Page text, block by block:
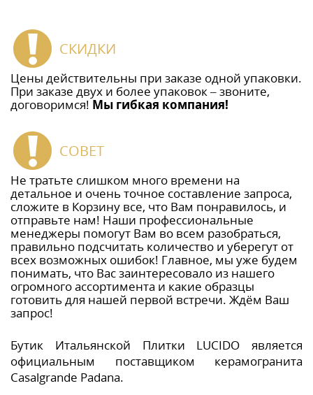
СКИДКИ
Цены действительны при заказе одной упаковки.
При заказе двух и более упаковок – звоните,
договоримся! Мы гибкая компания!
СОВЕТ
Не тратьте слишком много времени на
детальное и очень точное составление запроса,
сложите в Корзину все, что Вам понравилось, и
отправьте нам! Наши профессиональные
менеджеры помогут Вам во всем разобраться,
правильно подсчитать количество и уберегут от
всех возможных ошибок! Главное, мы уже будем
понимать, что Вас заинтересовало из нашего
огромного ассортимента и какие образцы
готовить для нашей первой встречи. Ждём Ваш
запрос!
Бутик Итальянской Плитки LUCIDO является
официальным поставщиком керамогранита
Casalgrande Padana.